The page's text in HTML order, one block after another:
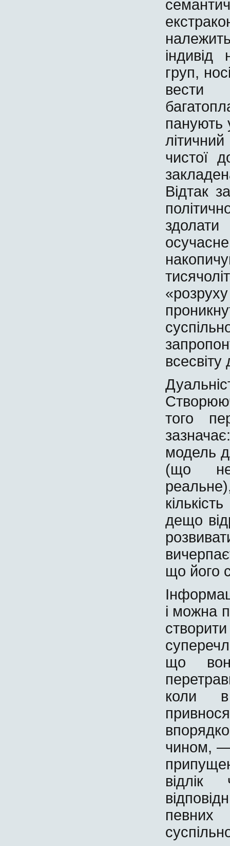
груп,
вести
панують
чистої
Відтак
всесвіту
того
модель
(що
дещо
що його
і можна
що
коли в
чином, —